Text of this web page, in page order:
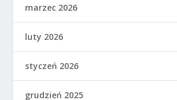
marzec 2026
luty 2026
styczeń 2026
grudzień 2025